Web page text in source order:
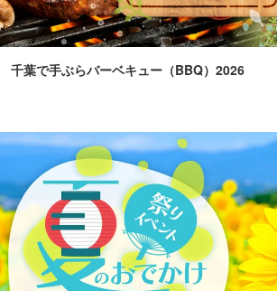
千葉で手ぶらバーベキュー（BBQ）2026